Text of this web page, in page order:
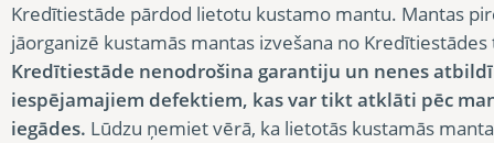
75,00
Kredītiestāde pārdod lietotu kustamo mantu. Mantas
jāorganizē kustamās mantas izvešana no
Kredītiestāde nenodrošina garantiju un nenes
iespējamajiem defektiem, kas var tikt atklāti pēc
iegādes. Lūdzu ņemiet vērā, ka lietotās kustamās